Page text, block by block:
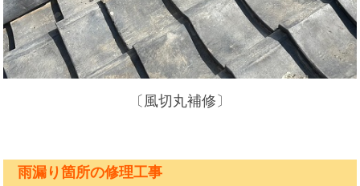
〔風切丸補修〕
雨漏り箇所の修理工事